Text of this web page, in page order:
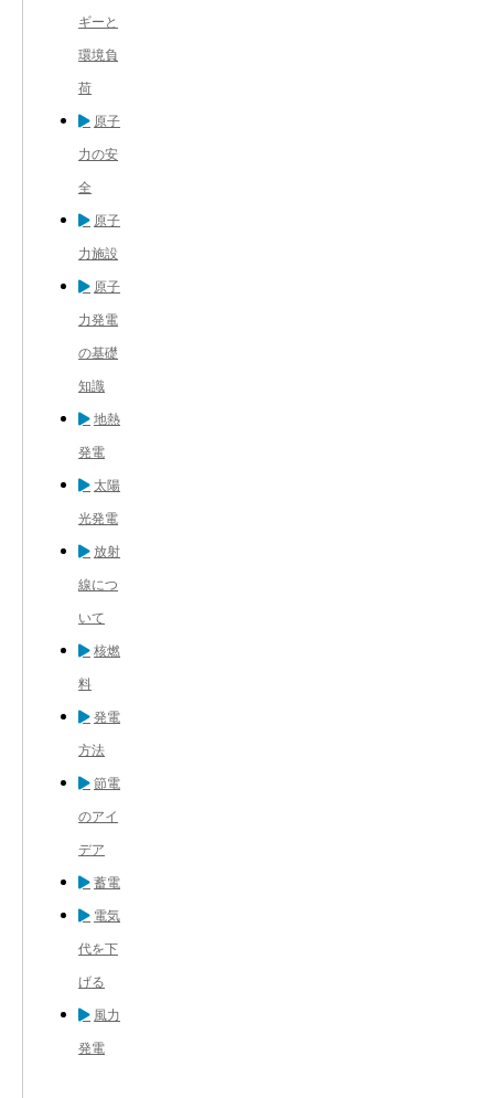
ギーと
環境負
荷
原子
力の安
全
原子
力施設
原子
力発電
の基礎
知識
地熱
発電
太陽
光発電
放射
線につ
いて
核燃
料
発電
方法
節電
のアイ
デア
蓄電
電気
代を下
げる
風力
発電